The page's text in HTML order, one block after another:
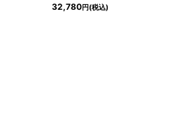
32,780円(税込)